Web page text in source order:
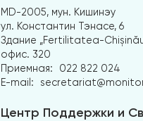
MD-2005, мун. Кишинэу
ул. Константин Тэнасе, 6
Здание „Fertilitatea-
офис. 320
Приемная:
022 822 024
E-mail:
Центр Поддержки и